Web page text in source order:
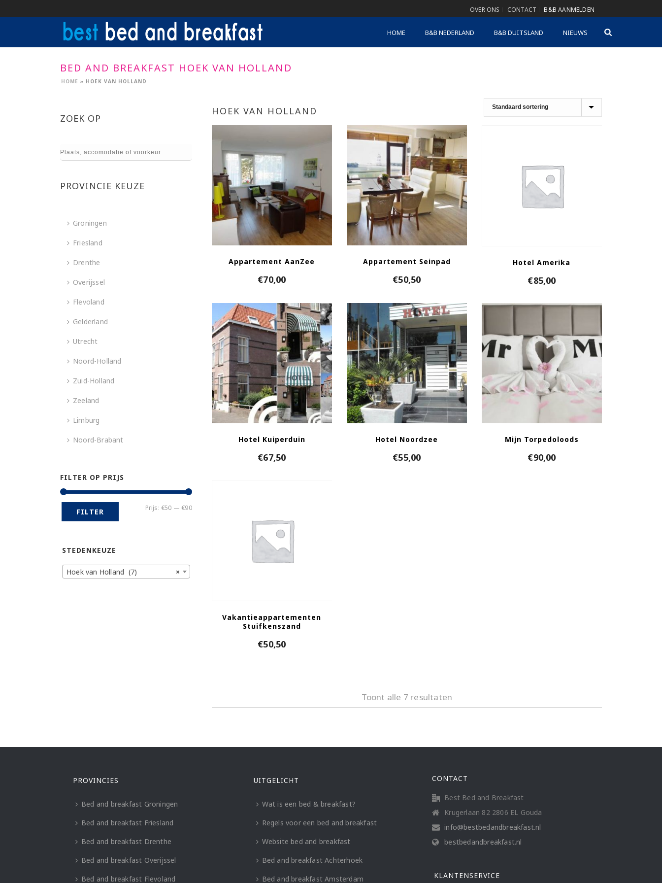
OVER ONS CONTACT B&B AANMELDEN
HOME B&B NEDERLAND B&B DUITSLAND NIEUWS
BED AND BREAKFAST HOEK VAN HOLLAND
HOME » HOEK VAN HOLLAND
HOEK VAN HOLLAND
Appartement AanZee
€70,00
Appartement Seinpad
€50,50
Hotel Amerika
€85,00
Hotel Kuiperduin
€67,50
Hotel Noordzee
€55,00
Mijn Torpedoloods
€90,00
Vakantieappartementen
Stuifkenszand
€50,50
Toont alle 7 resultaten
ZOEK OP
PROVINCIE KEUZE
Groningen
Friesland
Drenthe
Overijssel
Flevoland
Gelderland
Utrecht
Noord-Holland
Zuid-Holland
Zeeland
Limburg
Noord-Brabant
FILTER OP PRIJS
Min.
Max.
FILTER Prijs: €50 —€90
STEDENKEUZE
×
Hoek van Holland (7)
PROVINCIES
Bed and breakfast Groningen
Bed and breakfast Friesland
Bed and breakfast Drenthe
Bed and breakfast Overijssel
Bed and breakfast Flevoland
UITGELICHT
Wat is een bed & breakfast?
Regels voor een bed and breakfast
Website bed and breakfast
Bed and breakfast Achterhoek
Bed and breakfast Amsterdam
CONTACT
Best Bed and Breakfast
Krugerlaan 82 2806 EL Gouda
info@bestbedandbreakfast.nl
bestbedandbreakfast.nl
KLANTENSERVICE